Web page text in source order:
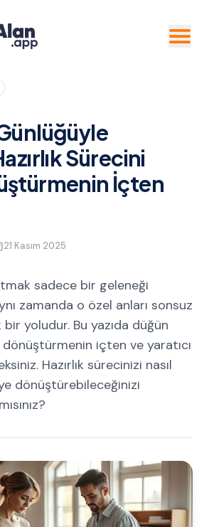
Sürecini
İçten
21 Kasım 2025
sadece bir geleneği
zamanda o özel anları sonsuz
bir yoludur. Bu yazıda düğün
dönüştürmenin içten ve yaratıcı
Hazırlık sürecinizi nasıl
dönüştürebileceğinizi